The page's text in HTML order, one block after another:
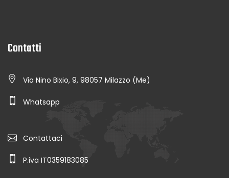
Contatti
Via Nino Bixio, 9, 98057 Milazzo (Me)
Whatsapp
Contattaci
P.iva IT0359183085